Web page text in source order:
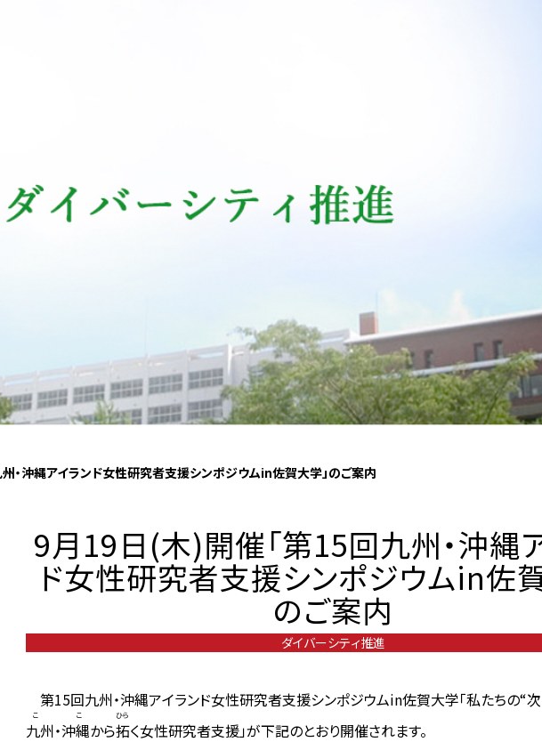
・沖縄アイランド女性研究者支援シンポジウムin佐賀大学」のご案内
9月19日(木)開催「第15回九州・沖縄
ド女性研究者支援シンポジウムin佐
のご案内
ダイバーシティ推進
第15回九州・沖縄アイランド女性研究者支援シンポジウムin佐賀大学「私たちの“
九州・沖縄
ここ
から拓
ひら
く女性研究者支援」が下記のとおり開催されます。